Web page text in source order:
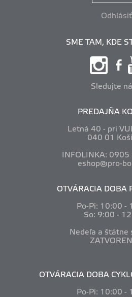
Odhlásiť
SME TAM, KDE
Sledujte
PREDAJŇA
Letná 40 - pri
040 01
INFOLINKA:
eshop@pro-
OTVÁRACIA DOBA
Po-Pi: 10:00 -
So: 9:00 -
Nedeľa a štátne
OTVÁRACIA DOBA
Po-Pi: 10:00 -